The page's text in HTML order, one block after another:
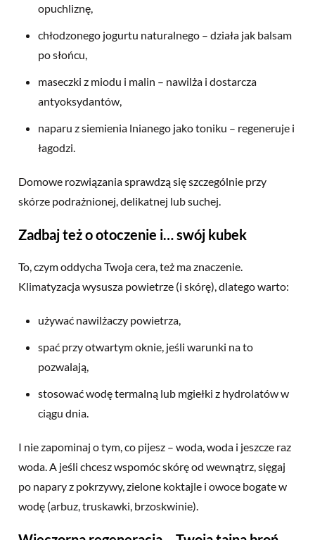
opuchliznę,
chłodzonego jogurtu naturalnego – działa jak balsam
po słońcu,
maseczki z miodu i malin – nawilża i dostarcza
antyoksydantów,
naparu z siemienia lnianego jako toniku – regeneruje i
łagodzi.
Domowe rozwiązania sprawdzą się szczególnie przy
skórze podrażnionej, delikatnej lub suchej.
Zadbaj też o otoczenie i… swój kubek
To, czym oddycha Twoja cera, też ma znaczenie.
Klimatyzacja wysusza powietrze (i skórę), dlatego warto:
używać nawilżaczy powietrza,
spać przy otwartym oknie, jeśli warunki na to
pozwalają,
stosować wodę termalną lub mgiełki z hydrolatów w
ciągu dnia.
I nie zapominaj o tym, co pijesz – woda, woda i jeszcze raz
woda. A jeśli chcesz wspomóc skórę od wewnątrz, sięgaj
po napary z pokrzywy, zielone koktajle i owoce bogate w
wodę (arbuz, truskawki, brzoskwinie).